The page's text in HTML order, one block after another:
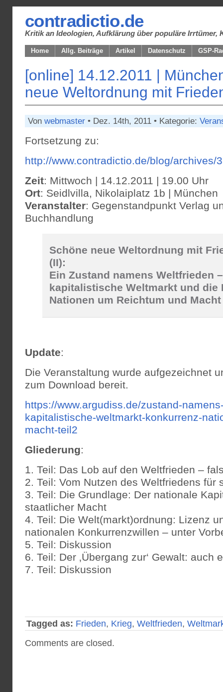
contradictio.de
Kritik an Ideologien, Aufklärung über populäre Irrtümer,
Home Allg. Beiträge Artikel Datenschutz GSP-
[online] 14.12.2011 |
neue Weltordnung mit
Von webmaster • Dez. 14th, 2011 • Kategorie:
Fortsetzung zu:
http://www.contradictio.de/blog/archives/
Zeit: Mittwoch | 14.12.2011 | 19.00 Uhr
Ort: Seidlvilla, Nikolaiplatz 1b | München
Veranstalter: Gegenstandpunkt Verlag
Buchhandlung
Schöne neue Weltordnung mit
(II):
Ein Zustand namens Weltfrieden
kapitalistische Weltmarkt und die
Nationen um Reichtum und Macht
Update:
Die Veranstaltung wurde aufgezeichnet
zum Download bereit.
https://www.argudiss.de/zustand-
kapitalistische-weltmarkt-konkurrenz-
macht-teil2
Gliederung:
1. Teil: Das Lob auf den Weltfrieden –
2. Teil: Vom Nutzen des Weltfriedens für
3. Teil: Die Grundlage: Der nationale
staatlicher Macht
4. Teil: Die Welt(markt)ordnung: Lizenz
nationalen Konkurrenzwillen – unter
5. Teil: Diskussion
6. Teil: Der ‚Übergang zur‘ Gewalt: auch
7. Teil: Diskussion
Tagged as: Frieden, Krieg, Weltfrieden,
Comments are closed.